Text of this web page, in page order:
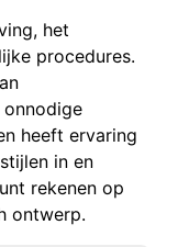
het
procedures.
heeft ervaring
in en
rekenen op
ontwerp.